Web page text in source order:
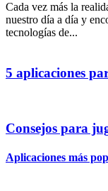
Cada vez más la
nuestro día a día y
tecnologías de...
5 aplicaciones
Consejos para
Aplicaciones más